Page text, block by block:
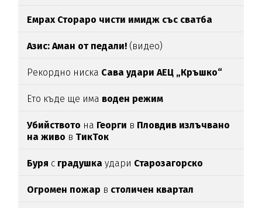
Емрах Стораро чисти имидж със сватба
Азис: Аман от педали! (видео)
Рекордно ниска Сава удари АЕЦ „Кръшко“
Ето къде ще има воден режим
Убийството на Георги в Пловдив излъчвано
на живо в ТикТок
Буря с градушкаудари Старозагорско
Огромен пожар в столичен квартал